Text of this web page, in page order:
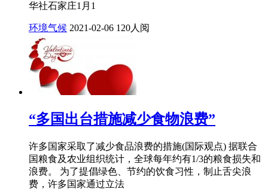
华社石家庄1月1
环境气候 2021-02-06 120人阅
“多国出台措施减少食物浪费”
许多国家采取了减少食品浪费的措施(国际观点) 据联合
国粮食及农业组织统计，全球每年约有1/3的粮食损失和
浪费。 为了提倡绿色、节约的饮食习性，制止舌尖浪
费，许多国家通过立法